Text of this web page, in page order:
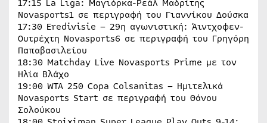
17:15 La Liga: Μαγιόρκα-Ρεάλ Μαδρίτης
Novasports1 σε περιγραφή του Γιαννίκου Δούσκα
17:30 Eredivisie – 29η αγωνιστική: Άιντχοφεν-
Ουτρέχτη Novasports6 σε περιγραφή του Γρηγόρη
Παπαβασιλείου
18:30 Matchday Live Novasports Prime με τον
Ηλία Βλάχο
19:00 WTA 250 Copa Colsanitas – Ημιτελικά
Novasports Start σε περιγραφή του Θάνου
Σολούκου